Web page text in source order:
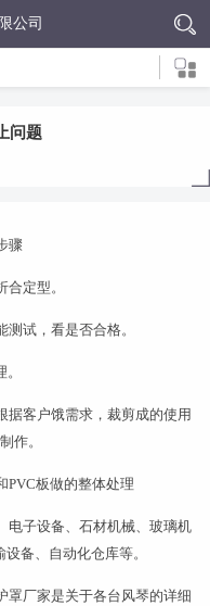
公司
问题
骤
定型。
试，看是否合格。
据客户饿需求，裁剪成的使用
作。
PVC板做的整体处理
电子设备、石材机械、玻璃机
备、自动化仓库等。
罩厂家是关于各台风琴的详细